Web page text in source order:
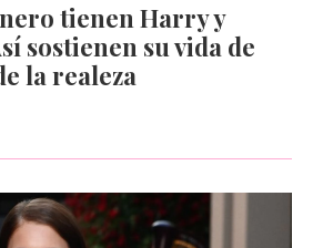
tienen Harry y
sostienen su vida de
la realeza